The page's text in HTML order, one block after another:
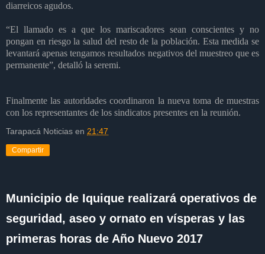
diarreicos agudos.
“El llamado es a que los mariscadores sean conscientes y no
pongan en riesgo la salud del resto de la población. Esta medida se
levantará apenas tengamos resultados negativos del muestreo que es
permanente”, detalló la seremi.
Finalmente las autoridades coordinaron la nueva toma de muestras
con los representantes de los sindicatos presentes en la reunión.
Tarapacá Noticias en 21:47
Compartir
Municipio de Iquique realizará operativos de
seguridad, aseo y ornato en vísperas y las
primeras horas de Año Nuevo 2017